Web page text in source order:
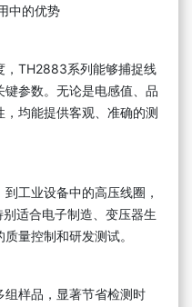
中的优势
，TH2883系列能够捕捉线
参数。无论是电感值、品
均能提供客观、准确的测
工业设备中的高压线圈，
适合电子制造、变压器生
量控制和研发测试。
组样品，显著节省检测时